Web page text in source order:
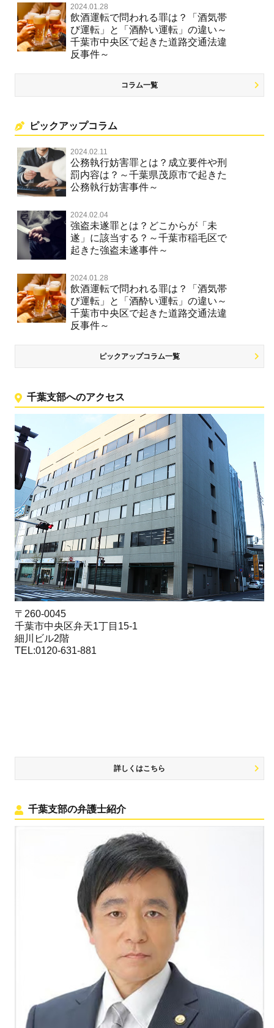
2024.01.28
飲酒運転で問われる罪は？「酒気帯
び運転」と「酒酔い運転」の違い～
千葉市中央区で起きた道路交通法違
反事件～
コラム一覧
ピックアップコラム
2024.02.11
公務執行妨害罪とは？成立要件や刑
罰内容は？～千葉県茂原市で起きた
公務執行妨害事件～
2024.02.04
強盗未遂罪とは？どこからが「未
遂」に該当する？～千葉市稲毛区で
起きた強盗未遂事件～
2024.01.28
飲酒運転で問われる罪は？「酒気帯
び運転」と「酒酔い運転」の違い～
千葉市中央区で起きた道路交通法違
反事件～
ピックアップコラム一覧
千葉支部へのアクセス
〒260-0045
千葉市中央区弁天1丁目15-1
細川ビル2階
TEL:0120-631-881
詳しくはこちら
千葉支部の弁護士紹介